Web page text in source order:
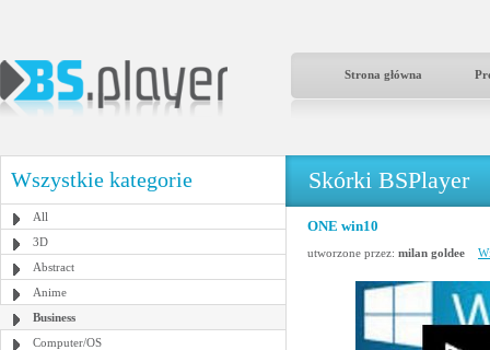
Strona główna
Wszystkie kategorie
All
3D
Abstract
Anime
Business
Computer/OS
Skórki BSPlayer
ONE win10
utworzone przez: milan goldee